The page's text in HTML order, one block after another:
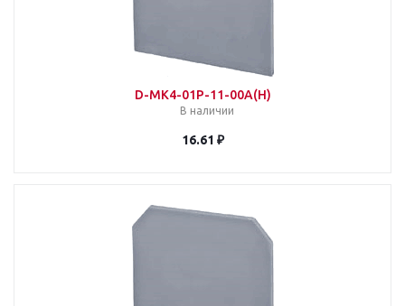
D-MK4-01P-11-00A(H)
В наличии
16.61 ₽